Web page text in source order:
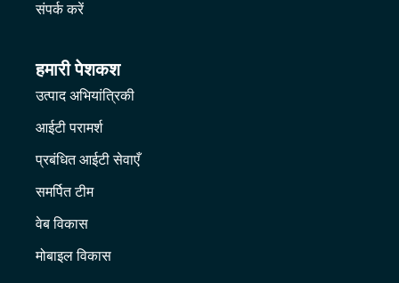
संपर्क करें
हमारी पेशकश
उत्पाद अभियांत्रिकी
आईटी परामर्श
प्रबंधित आईटी सेवाएँ
समर्पित टीम
वेब विकास
मोबाइल विकास